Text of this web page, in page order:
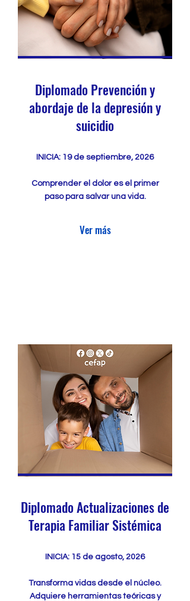
Diplomado Prevención y
abordaje de la depresión y
suicidio
INICIA: 19 de septiembre, 2026
Comprender el dolor es el primer
paso para salvar una vida.
Ver más
Diplomado Actualizaciones de
Terapia Familiar Sistémica
INICIA: 15 de agosto, 2026
Transforma vidas desde el núcleo.
Adquiere herramientas teóricas y